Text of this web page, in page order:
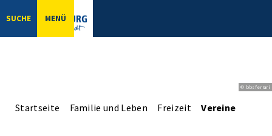
SUCHE MENÜ
© bbsferrari
Startseite Familie und Leben Freizeit Vereine